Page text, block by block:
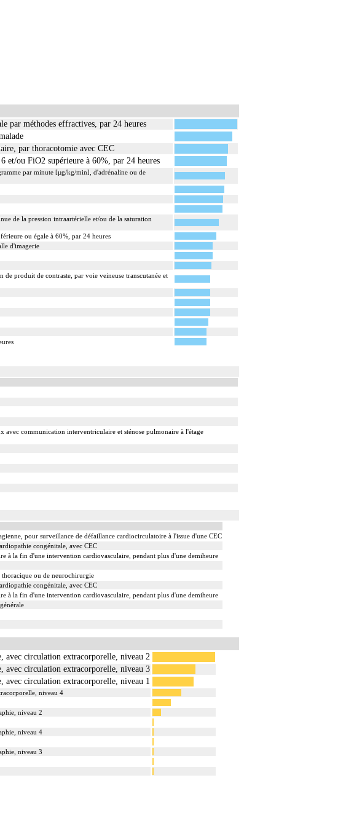
par méthodes effractives, par 24 heures
par thoracotomie avec CEC
et/ou FiO2 supérieure à 60%, par 24 heures
par minute [µg/kg/min], d'adrénaline ou de
de la pression intraartérielle et/ou de la saturation
ou égale à 60%, par 24 heures
d'imagerie
produit de contraste, par voie veineuse transcutanée et
avec communication interventriculaire et sténose pulmonaire à l'étage
pour surveillance de défaillance cardiocirculatoire à l'issue d'une CEC
congénitale, avec CEC
à la fin d'une intervention cardiovasculaire, pendant plus d'une demiheure
ou de neurochirurgie
congénitale, avec CEC
à la fin d'une intervention cardiovasculaire, pendant plus d'une demiheure
avec circulation extracorporelle, niveau 2
avec circulation extracorporelle, niveau 3
avec circulation extracorporelle, niveau 1
niveau 4
niveau 2
niveau 4
niveau 3